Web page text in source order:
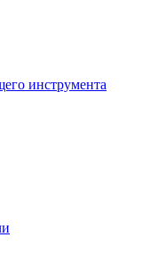
инструмента